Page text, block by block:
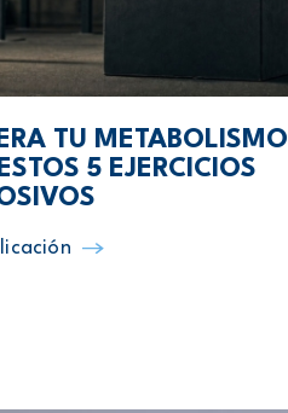
TU METABOLISMO
5 EJERCICIOS